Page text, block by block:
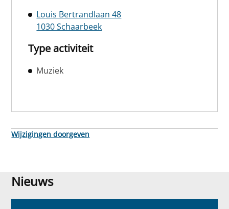
Louis Bertrandlaan 48
1030 Schaarbeek
Type activiteit
Muziek
Wijzigingen doorgeven
Nieuws
Nieuws